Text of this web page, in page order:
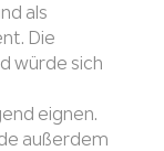
als
Die
würde sich
eignen.
außerdem